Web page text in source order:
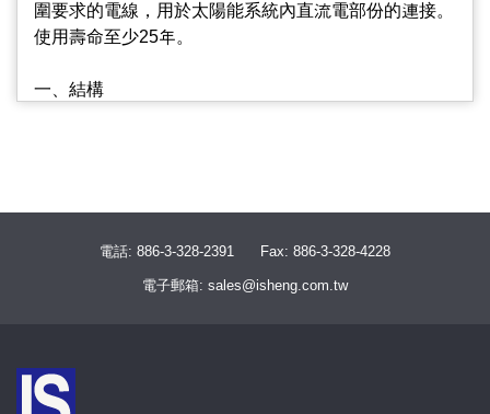
圍要求的電線，用於太陽能系統內直流電部份的連接。
使用壽命至少25年。
一、結構
額定電壓：交流01.0/1.0 kV；直流1.5kV
彎曲半徑：4xD(mm)，固定安裝D：線纜外徑
電話: 886-3-328-2391 Fax: 886-3-328-4228
電子郵箱: sales@isheng.com.tw